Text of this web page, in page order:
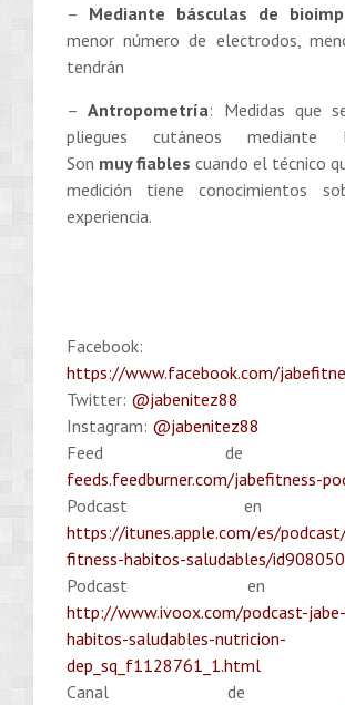
– Mediante básculas de
menor número de electrodos,
tendrán
–Antropometría: Medidas que
pliegues cutáneos mediante
Son muy fiables cuando el técnico
medición tiene conocimientos
experiencia.
Facebook:
https://www.facebook.com/
Twitter: @jabenitez88
Instagram: @jabenitez88
Feed de
feeds.feedburner.com/jabefitness-
Podcast en
https://itunes.apple.com/es/
fitness-habitos-saludables/
Podcast en
http://www.ivoox.com/podcast-
habitos-saludables-nutricion-
dep_sq_f1128761_1.html
Canal de